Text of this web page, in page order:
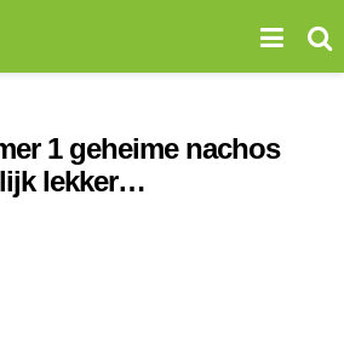
1 geheime nachos
lekker…